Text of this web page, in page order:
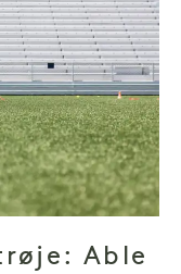
Able